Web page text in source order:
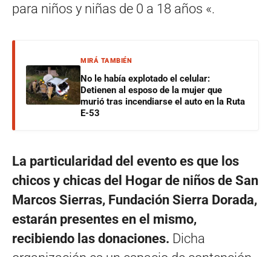
para niños y niñas de 0 a 18 años «.
MIRÁ TAMBIÉN
No le había explotado el celular:
Detienen al esposo de la mujer que
murió tras incendiarse el auto en la Ruta
E-53
La particularidad del evento es que los
chicos y chicas del Hogar de niños de San
Marcos Sierras, Fundación Sierra Dorada,
estarán presentes en el mismo,
recibiendo las donaciones. Dicha